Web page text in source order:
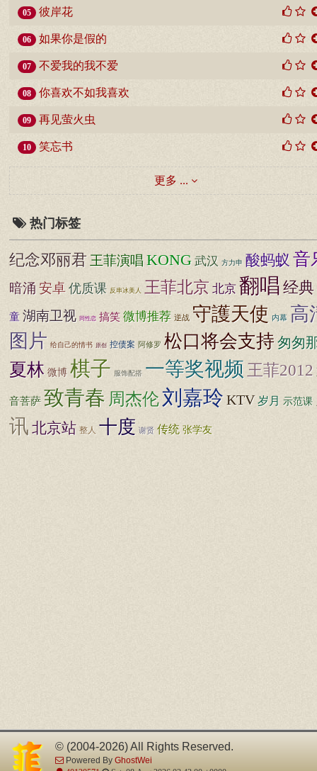
05 彼岸花
06 如果你是假的
07 不爱我的我不爱
08 你喜欢不如我喜欢
09 再见萤火虫
10 笑忘书
更多 ...
热门标签
纪念邓丽君 王菲演唱KONG 武汉 方力申 酸蚂蚁 音
暗涌安卓 优质课 反串冰美人 王菲北京 北京 翻唱 经典
童 湖南卫视 同性恋 搞笑 微博推荐 逆战 守護天使 内幕 高
图片 给自己的情书 原创 控债案 阿修罗 松口将会支持匆匆
夏林 微博 棋子 服饰配搭 一等奖视频 王菲2012
音菩萨 致青春 周杰伦刘嘉玲KTV 岁月 示范课
讯北京站 整人 十度 谢贤 传统 张学友
© (2004-2026) All Rights Reserved.
Powered By GhostWei